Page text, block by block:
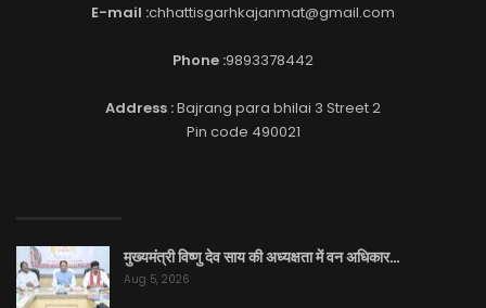
E-mail :chhattisgarhkajanmat@gmail.com
Phone :9893378442
Address :Bajrang para bhilai 3 Street 2
Pin code 490021
मुख्यमंत्री विष्णु देव साय की अध्यक्षता में वन अधिकार…
Aug 5, 2026